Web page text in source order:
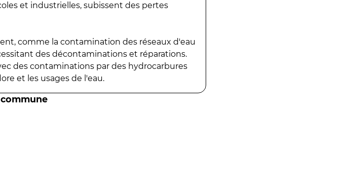
et industrielles, subissent des pertes
comme la contamination des réseaux d'eau
des décontaminations et réparations.
des contaminations par des hydrocarbures
et les usages de l'eau.